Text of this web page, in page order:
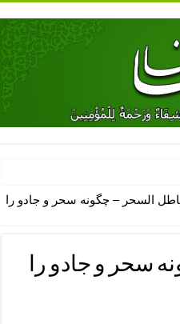
جلب محبت شوهر
روزی‌ بخش
دعای یا من اظهر الجمیل برای
ها – ذکر مخصوص مستجاب الدعوه
ترس و بی خوابی کودکان
السحر – چگونه سحر و جادو را
سحر و جادو را